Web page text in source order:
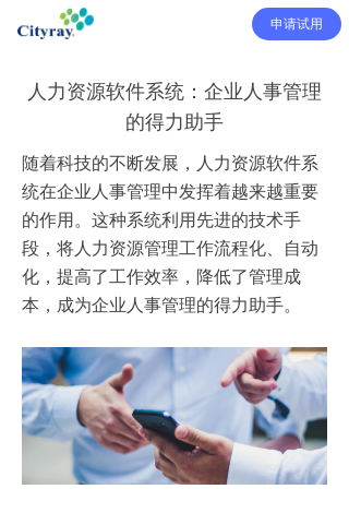
申请试用
人力资源软件系统：企业人事管理
的得力助手
随着科技的不断发展，人力资源软件系
统在企业人事管理中发挥着越来越重要
的作用。这种系统利用先进的技术手
段，将人力资源管理工作流程化、自动
化，提高了工作效率，降低了管理成
本，成为企业人事管理的得力助手。